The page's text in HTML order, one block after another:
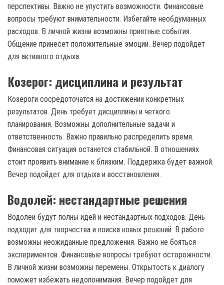
перспективы. Важно не упустить возможности. Финансовые
вопросы требуют внимательности. Избегайте необдуманных
расходов. В личной жизни возможны приятные события.
Общение принесет положительные эмоции. Вечер подойдет
для активного отдыха.
Козерог: дисциплина и результат
Козероги сосредоточатся на достижении конкретных
результатов. День требует дисциплины и четкого
планирования. Возможны дополнительные задачи и
ответственность. Важно правильно распределить время.
Финансовая ситуация останется стабильной. В отношениях
стоит проявить внимание к близким. Поддержка будет важной.
Вечер подойдет для отдыха и восстановления.
Водолей: нестандартные решения
Водолеи будут полны идей и нестандартных подходов. День
подходит для творчества и поиска новых решений. В работе
возможны неожиданные предложения. Важно не бояться
экспериментов. Финансовые вопросы требуют осторожности.
В личной жизни возможны перемены. Открытость к диалогу
поможет избежать недопонимания. Вечер подойдет для